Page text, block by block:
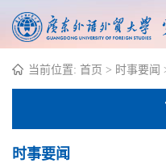
当前位置: 首页 > 时事要闻
时事要闻